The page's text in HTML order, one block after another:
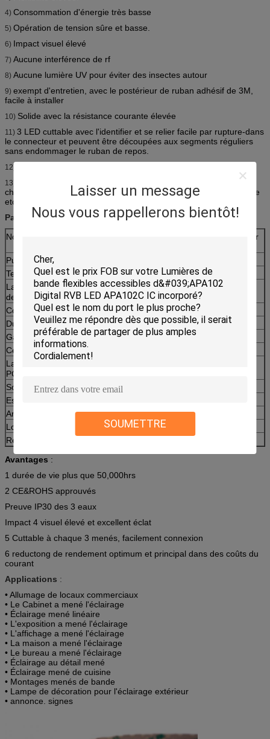
Laisser un message
Nous vous rappellerons bientôt!
SOUMETTRE
4) Consommation d'énergie très basse
5) Opération de tension sûre et basse.
6) Impact visuel élevé
7) Aucune interférence de rf
8) Aucune lumière UV pour éviter des insectes autour
9) exempt d'entretien, avec le postérieur de ruban adhésif de 3M,
facile à installer
10) Solide avec la résistance courante élevée
11) 3 LED cuttable avec l'identifier et se relier facile par rupture-dans
le connecteur et peuvent être découpées aux segments réguliers
sans endommager le ruban de repos.
12)
13)
chaud, blanc froid, rouge, vert, bleu, rose, RVB et couleur magique
etc.
Paramètre :
Nom
Bande SMD2835 menée flexible Bendable pour
Puissance
Tension
12V
La température
de couleur
2900k-3100k
Couleur
warmwhite
Durée de vie
50000 heures
Garantie
3 ans
Certification
CE, ROHS
Largeur de carte
PCB
Source de LED
smd2835
Estimation d'IP
Angle de faisceau
120 degrés
Longueur
Remarque
Avantages :
1 durée de vie plus que 50,000hrs
2 CE&ROHS approuvés
Preuve IP30 des 3 eaux
Impact 4 visuel élevé et excellent éclat
5 Cuttable à chaque 3 menés, facilement connexion
6 reductong de rendement optimum et principal dans des coûts du
courant
Applications :
• Allumage de locaux commerciaux
• Le Cabinet a mené l'éclairage
• Éclairage mené linéaire
• L'exposition a mené l'éclairage
• L'affichage a mené l'éclairage
• La maison a mené l'éclairage
• Le bureau a mené l'éclairage
• Éclairage au détail mené
• Éclairage mené de cuisine
• Montages menés de bande
• Lampe de décoration pour l'éclairage extérieur
• annonce. signes